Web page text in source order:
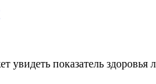
увидеть показатель здоровья